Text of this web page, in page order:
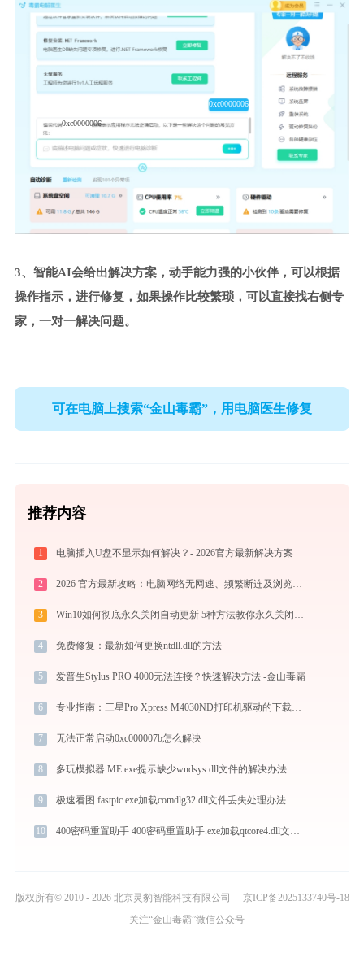
0xc0000006
0xc0000006
3、智能AI会给出解决方案，动手能力强的小伙伴，可以根据
操作指示，进行修复，如果操作比较繁琐，可以直接找右侧专
家，一对一解决问题。
可在电脑上搜索“金山毒霸”，用电脑医生修复
推荐内容
1 电脑插入U盘不显示如何解决？- 2026官方最新解决方案
2 2026 官方最新攻略：电脑网络无网速、频繁断连及浏览器故障修复
3 Win10如何彻底永久关闭自动更新 5种方法教你永久关闭win10自动更新
4 免费修复：最新如何更换ntdll.dll的方法
5 爱普生Stylus PRO 4000无法连接？快速解决方法 -金山毒霸
6 专业指南：三星Pro Xpress M4030ND打印机驱动的下载与安装步骤详解
7 无法正常启动0xc000007b怎么解决
8 多玩模拟器 ME.exe提示缺少wndsys.dll文件的解决办法
9 极速看图 fastpic.exe加载comdlg32.dll文件丢失处理办法
10 400密码重置助手 400密码重置助手.exe加载qtcore4.dll文件丢失处理办法
版权所有© 2010 - 2026 北京灵豹智能科技有限公司
京ICP备2025133740号-18
关注“金山毒霸”微信公众号